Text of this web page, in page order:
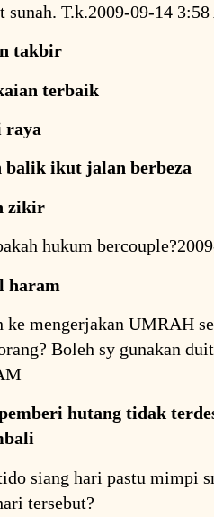
T.k.2009-09-14
takbir
terbaik
raya
balik ikut jalan berbeza
zikir
hukum
haram
ke mengerjakan UMRAH
Boleh sy gunakan
hutang tidak
siang hari pastu mimpi
tersebut?